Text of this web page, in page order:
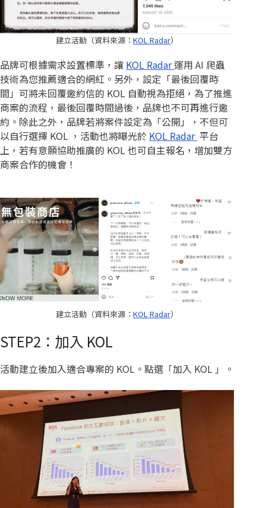
建立活動（資料來源：KOL Radar）
品牌可根據需求設置標準，讓 KOL Radar運用 AI 爬蟲
技術為您推薦適合的網紅。另外，設定「最後回覆時
間」可將未回覆邀約信的 KOL 自動視為拒絕，為了推進
商案的流程，最後回覆時間過後，品牌也不可再進行邀
約。除此之外，品牌若將案件設定為「公開」，不但可
以自行選擇 KOL ，活動也將曝光於 KOL Radar 平台
上，若有意願協助推廣的 KOL 也可自主報名，增加雙方
商案合作的機會！
建立活動（資料來源：KOL Radar）
STEP2：加入 KOL
活動建立後加入適合專案的 KOL。點選「加入 KOL 」。